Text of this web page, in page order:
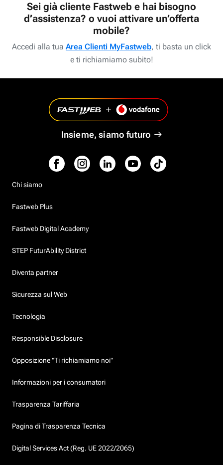
Sei già cliente Fastweb e hai bisogno
d’assistenza? o vuoi attivare un’offerta
mobile?
Accedi alla tua Area Clienti MyFastweb, ti basta un click
e ti richiamiamo subito!
Insieme, siamo futuro
Chi siamo
Fastweb Plus
Fastweb Digital Academy
STEP FuturAbility District
Diventa partner
Sicurezza sul Web
Tecnologia
Responsible Disclosure
Opposizione "Ti richiamiamo noi"
Informazioni per i consumatori
Trasparenza Tariffaria
Pagina di Trasparenza Tecnica
Digital Services Act (Reg. UE 2022/2065)